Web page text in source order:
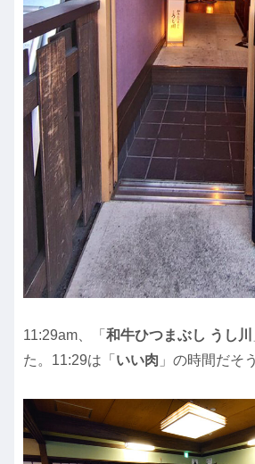
11:29am、「 和牛ひつまぶし うし川
た。11:29は「 いい肉 」の時間だそ